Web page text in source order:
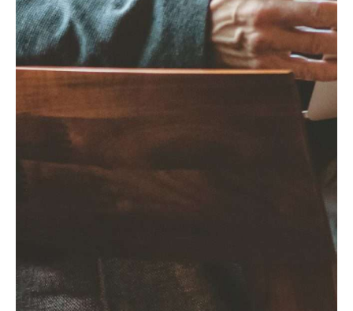
situação fiscal do bem;
Heranças e partilhas: serve de base
para avaliar os bens imóveis a dividir;
Declarações fiscais (IRS, IMI, mais-
imóveis declarados;
Projetos de construção ou
licenciamento camarário: usada para
atrasados.